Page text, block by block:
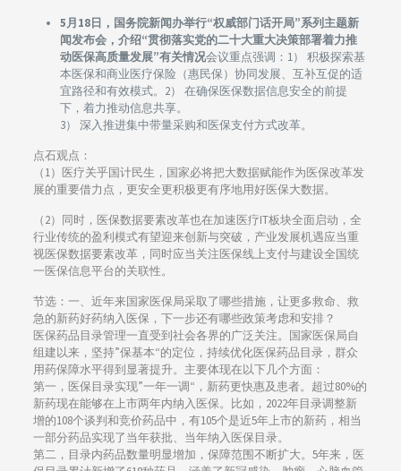
5月18日，国务院新闻办举行“权威部门话开局”系列主题新
闻发布会，介绍“贯彻落实党的二十大重大决策部署着力推
动医保高质量发展”有关情况会议重点强调：1） 积极探索基
本医保和商业医疗保险（惠民保）协同发展、互补互促的适
宜路径和有效模式。2） 在确保医保数据信息安全的前提
下，着力推动信息共享。
3） 深入推进集中带量采购和医保支付方式改革。
点石观点：
（1）医疗关乎国计民生，国家必将把大数据赋能作为医保改革发
展的重要借力点，更安全更积极更有序地用好医保大数据。
（2）同时，医保数据要素改革也在加速医疗IT板块全面启动，全
行业传统的盈利模式有望迎来创新与突破，产业发展机遇应当重
视医保数据要素改革，同时应当关注医保线上支付与建设全国统
一医保信息平台的关联性。
节选：一、近年来国家医保局采取了哪些措施，让更多救命、救
急的新药好药纳入医保，下一步还有哪些政策考虑和安排？
医保药品目录管理一直受到社会各界的广泛关注。国家医保局自
组建以来，坚持”保基本“的定位，持续优化医保药品目录，群众
用药保障水平得到显著提升。主要体现在以下几个方面：
第一，医保目录实现”一年一调“，新药更快惠及患者。超过80%的
新药现在能够在上市两年内纳入医保。比如，2022年目录调整新
增的108个谈判和竞价药品中，有105个是近5年上市的新药，相当
一部分药品实现了当年获批、当年纳入医保目录。
第二，目录内药品数量明显增加，保障范围不断扩大。5年来，医